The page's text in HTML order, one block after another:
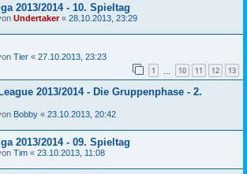
2013/2014 - 10. Spieltag
Undertaker« 28.10.2013, 23:29
Tier « 27.10.2013, 23:23
1 10 11 12 13
2013/2014 - Die Gruppenphase - 2.
Bobby « 23.10.2013, 20:42
2013/2014 - 09. Spieltag
Tim « 23.10.2013, 11:08